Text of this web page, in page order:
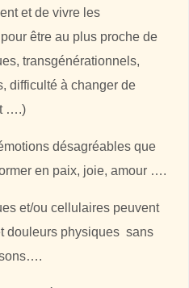
et de vivre les
être au plus proche de
transgénérationnels,
difficulté à changer de
….)
désagréables que
en paix, joie, amour ….
et/ou cellulaires peuvent
douleurs physiques sans